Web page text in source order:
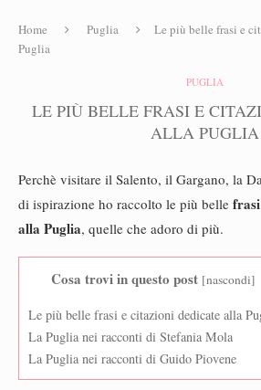
Home Puglia
Le più belle frasi e
Puglia
PUGLIA
LE PIÙ BELLE FRASI E
ALLA PUGLIA
Perchè visitare il Salento, il Gargano, la
di ispirazione ho raccolto le più belle
alla Puglia, quelle che adoro di più.
Cosa trovi in questo post [nascondi]
Le più belle frasi e citazioni dedicate alla
La Puglia nei racconti di Stefania Mola
La Puglia nei racconti di Guido Piovene